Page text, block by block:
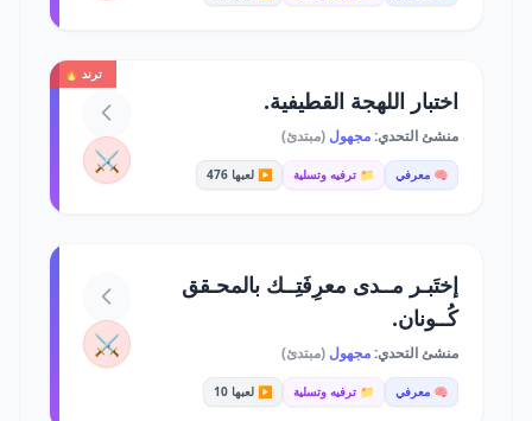
ترند 🔥
اختبار اللهجة القطيفية.
منشئ التحدي:مجهول (مبتدئ)
🧠 معرفي 📁 ترفيه وتسلية ▶️ لعبها 476 ⚔️
إختَبـر مــدى معرِفَتِــك بالمحـقق
كُــونان.
منشئ التحدي:مجهول (مبتدئ)
🧠 معرفي 📁 ترفيه وتسلية ▶️ لعبها 10
⚔️